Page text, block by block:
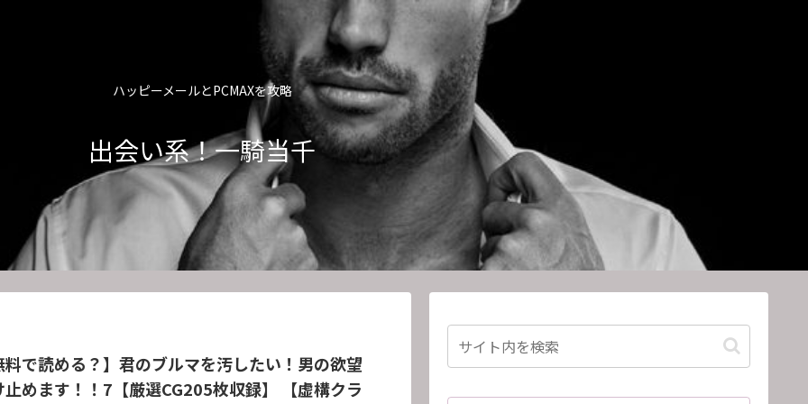
ハッピーメールとPCMAXを攻略
出会い系！一騎当千
料で読める？】君のブルマを汚したい！男の欲望
止めます！！7【厳選CG205枚収録】 【虚構クラ